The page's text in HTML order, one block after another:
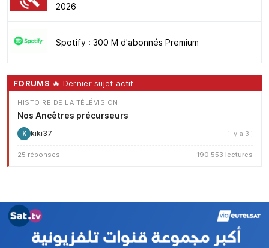
2026
Spotify : 300 M d'abonnés Premium
FORUMS 🔥 Dernier sujet actif
HISTOIRE DE LA TÉLÉVISION
Nos Ancêtres précurseurs
K kiki37 il y a 3 j
25 réponses 190 553 lectures